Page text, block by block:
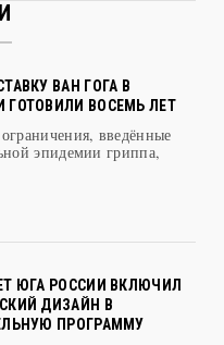
ВАН ГОГА В
ВОСЕМЬ ЛЕТ
введённые
ЮГА РОССИИ ВКЛЮЧИЛ